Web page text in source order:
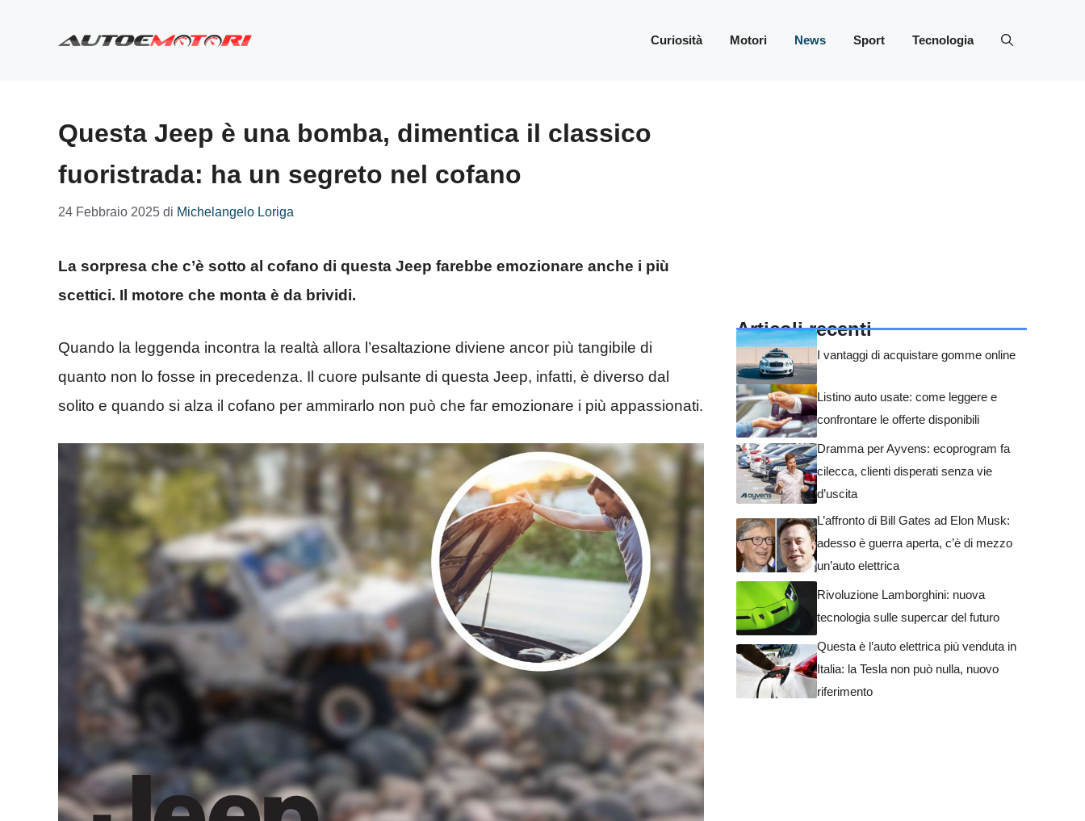
Curiosità Motori News Sport Tecnologia
Questa Jeep è una bomba, dimentica il classico
fuoristrada: ha un segreto nel cofano
24 Febbraio 2025 di Michelangelo Loriga
La sorpresa che c’è sotto al cofano di questa Jeep farebbe emozionare anche i più
scettici. Il motore che monta è da brividi.
Quando la leggenda incontra la realtà allora l’esaltazione diviene ancor più tangibile di
quanto non lo fosse in precedenza. Il cuore pulsante di questa Jeep, infatti, è diverso dal
solito e quando si alza il cofano per ammirarlo non può che far emozionare i più appassionati.
Articoli recenti
I vantaggi di acquistare gomme online
Listino auto usate: come leggere e
confrontare le offerte disponibili
Dramma per Ayvens: ecoprogram fa
cilecca, clienti disperati senza vie
d’uscita
L’affronto di Bill Gates ad Elon Musk:
adesso è guerra aperta, c’è di mezzo
un’auto elettrica
Rivoluzione Lamborghini: nuova
tecnologia sulle supercar del futuro
Questa è l’auto elettrica più venduta in
Italia: la Tesla non può nulla, nuovo
riferimento